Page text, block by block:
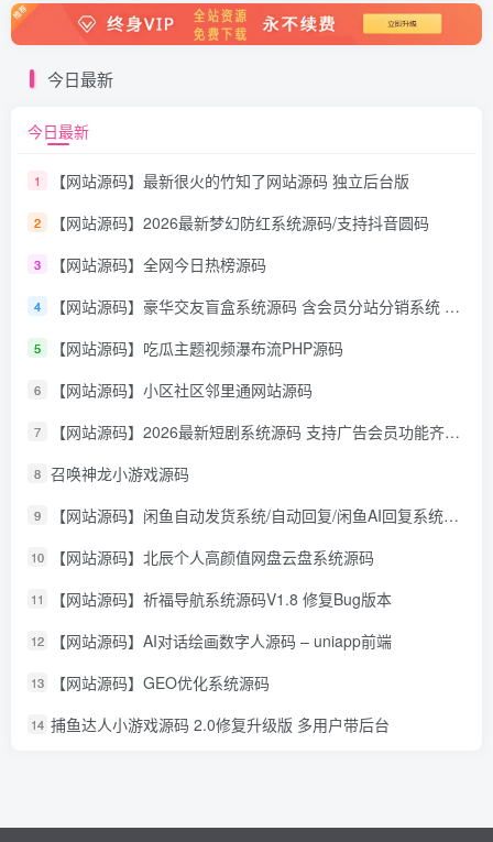
今日最新
今日最新
1 【网站源码】最新很火的竹知了网站源码 独立后台版
2 【网站源码】2026最新梦幻防红系统源码/支持抖音圆码
3 【网站源码】全网今日热榜源码
4 【网站源码】豪华交友盲盒系统源码 含会员分站分销系统 可易支付
5 【网站源码】吃瓜主题视频瀑布流PHP源码
6 【网站源码】小区社区邻里通网站源码
7 【网站源码】2026最新短剧系统源码 支持广告会员功能齐全短剧源码
8 召唤神龙小游戏源码
9 【网站源码】闲鱼自动发货系统/自动回复/闲鱼AI回复系统源码
10 【网站源码】北辰个人高颜值网盘云盘系统源码
11 【网站源码】祈福导航系统源码V1.8 修复Bug版本
12 【网站源码】AI对话绘画数字人源码 – uniapp前端
13 【网站源码】GEO优化系统源码
14 捕鱼达人小游戏源码 2.0修复升级版 多用户带后台